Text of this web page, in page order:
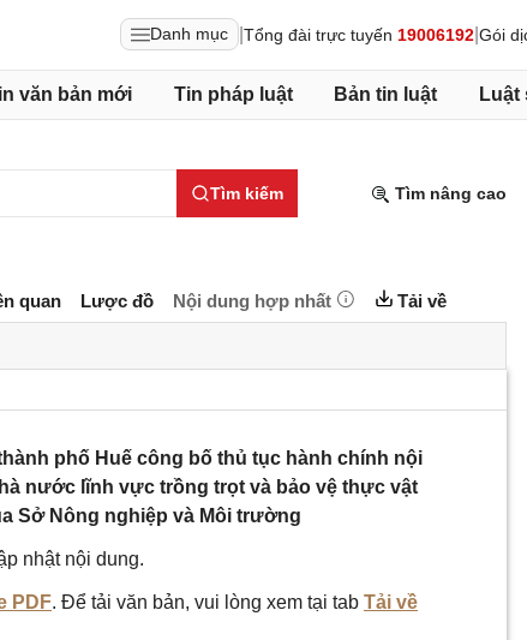
Danh mục Tổng đài trực tuyến 19006192 Gói
văn bản mới Tin pháp luật Bản tin luật Luật
Tìm kiếm Tìm nâng cao
quan Lược đồ Nội dung hợp nhất Tải về
phố Huế công bố thủ tục hành chính nội
nước lĩnh vực trồng trọt và bảo vệ thực vật
Sở Nông nghiệp và Môi trường
nhật nội dung.
PDF. Để tải văn bản, vui lòng xem tại tab Tải về